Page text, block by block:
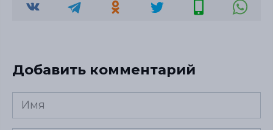
Добавить комментарий